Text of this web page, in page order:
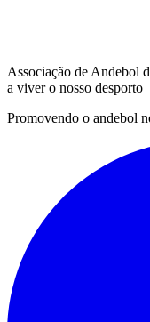
Associação de Andebol
a viver o nosso desporto
Promovendo o andebol